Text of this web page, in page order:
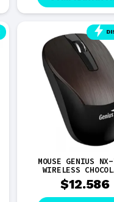
MOUSE GENIUS
WIRELESS
$12.586